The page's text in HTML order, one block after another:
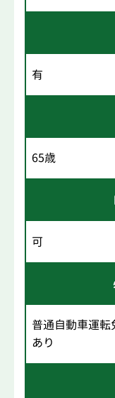
有
65歳
可
普通自動車運
あり